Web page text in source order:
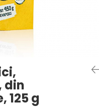
din
125 g